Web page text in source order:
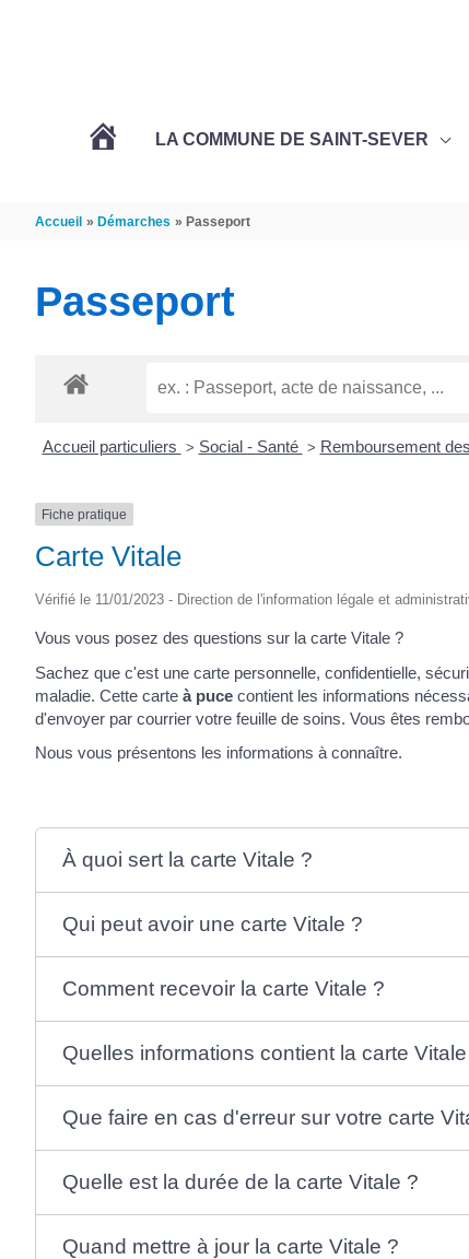
SAINT-
SEVER
DE
SAINTONGE
LA COMMUNE DE SAINT-SEVER
Accueil Démarches Passeport
Passeport
Accueil particuliers > Social - Santé > Remboursement
Fiche pratique
Carte Vitale
Vérifié le 11/01/2023 - Direction de l'information légale et
Vous vous posez des questions sur la carte Vitale ?
Sachez que c'est une carte personnelle, confidentielle,
maladie. Cette carte à puce contient les informations
d'envoyer par courrier votre feuille de soins. Vous êtes
Nous vous présentons les informations à connaître.
À quoi sert la carte Vitale ?
Qui peut avoir une carte Vitale ?
Comment recevoir la carte Vitale ?
Quelles informations contient la carte
Que faire en cas d'erreur sur votre carte
Quelle est la durée de la carte Vitale ?
Quand mettre à jour la carte Vitale ?